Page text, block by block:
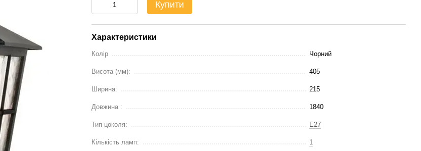
Купити
Характеристики
Колір Чорний
Висота (мм): 405
Ширина: 215
Довжина : 1840
Тип цоколя: E27
Кількість ламп: 1